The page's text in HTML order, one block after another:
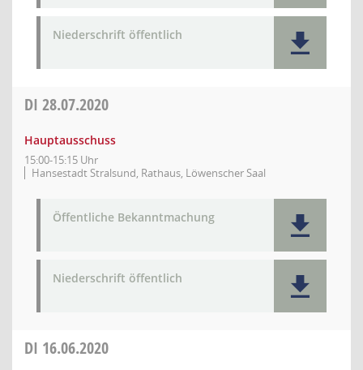
Niederschrift öffentlich
DI 28.07.2020
Hauptausschuss
15:00-15:15 Uhr
Hansestadt Stralsund, Rathaus, Löwenscher Saal
Öffentliche Bekanntmachung
Niederschrift öffentlich
DI 16.06.2020